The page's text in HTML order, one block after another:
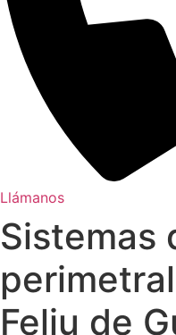
Llámanos
Sistemas
Feliu de